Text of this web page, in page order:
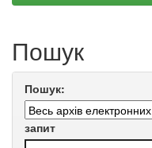
Пошук
Пошук:
запит